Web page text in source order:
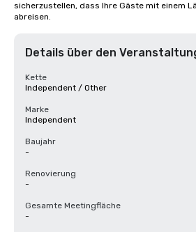
sicherzustellen, dass Ihre Gäste mit einem
abreisen.
Details über den
Kette
Independent / Other
Marke
Independent
Baujahr
-
Renovierung
-
Gesamte Meetingfläche
-